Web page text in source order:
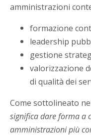
amministrazioni
formazione
leadership
gestione
valorizzazione
di qualità dei
Come sottolineato
significa dare forma a
amministrazioni più